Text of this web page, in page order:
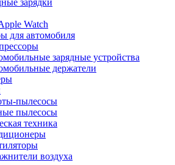
зарядки
Watch
для автомобиля
зарядные устройства
держатели
пылесосы
пылесосы
техника
воздуха